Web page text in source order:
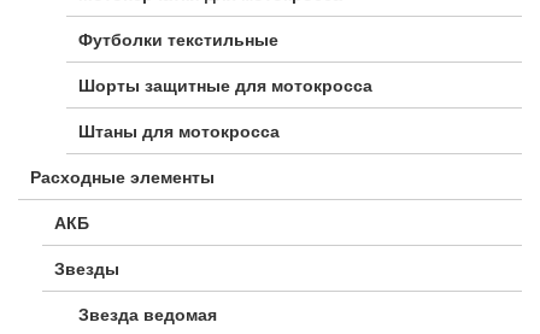
Футболки текстильные
Шорты защитные для мотокросса
Штаны для мотокросса
Расходные элементы
АКБ
Звезды
Звезда ведомая